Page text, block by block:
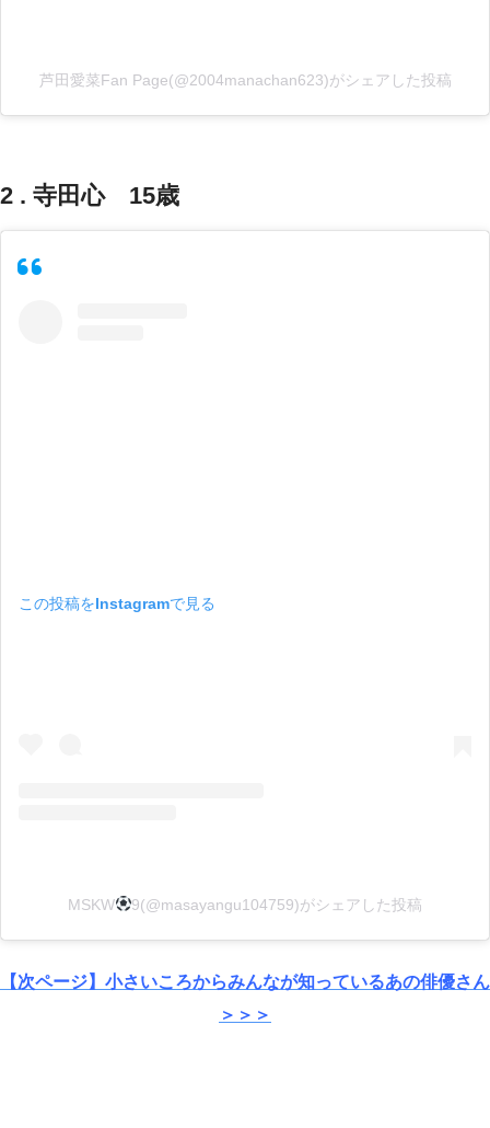
芦田愛菜Fan Page(@2004manachan623)がシェアした投稿
2 . 寺田心 15歳
この投稿をInstagramで見る
MSKW 9(@masayangu104759)がシェアした投稿
【次ページ】小さいころからみんなが知っているあの俳優さん
＞＞＞